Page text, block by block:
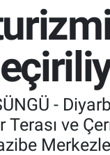
-
Terası ve